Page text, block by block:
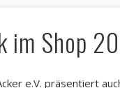
im Shop
e.V. präsentiert